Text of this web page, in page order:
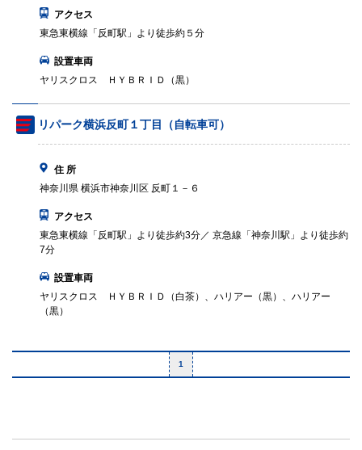
アクセス
東急東横線「反町駅」より徒歩約５分
設置車両
ヤリスクロス ＨＹＢＲＩＤ（黒）
リパーク横浜反町１丁目（自転車可）
住 所
神奈川県 横浜市神奈川区 反町１－６
アクセス
東急東横線「反町駅」より徒歩約3分／ 京急線「神奈川駅」より徒歩約
7分
設置車両
ヤリスクロス ＨＹＢＲＩＤ（白茶）、ハリアー（黒）、ハリアー
（黒）
1